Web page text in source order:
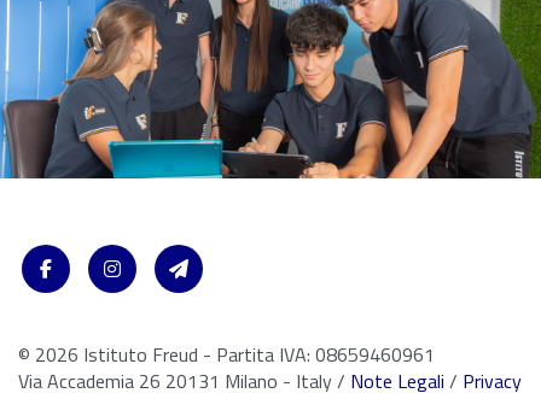
© 2026 Istituto Freud - Partita IVA: 08659460961
Via Accademia 26 20131 Milano - Italy / Note Legali / Privacy